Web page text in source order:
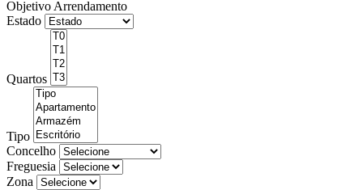
Objetivo Arrendamento
Estado
Quartos
Tipo
Concelho
Freguesia
Zona